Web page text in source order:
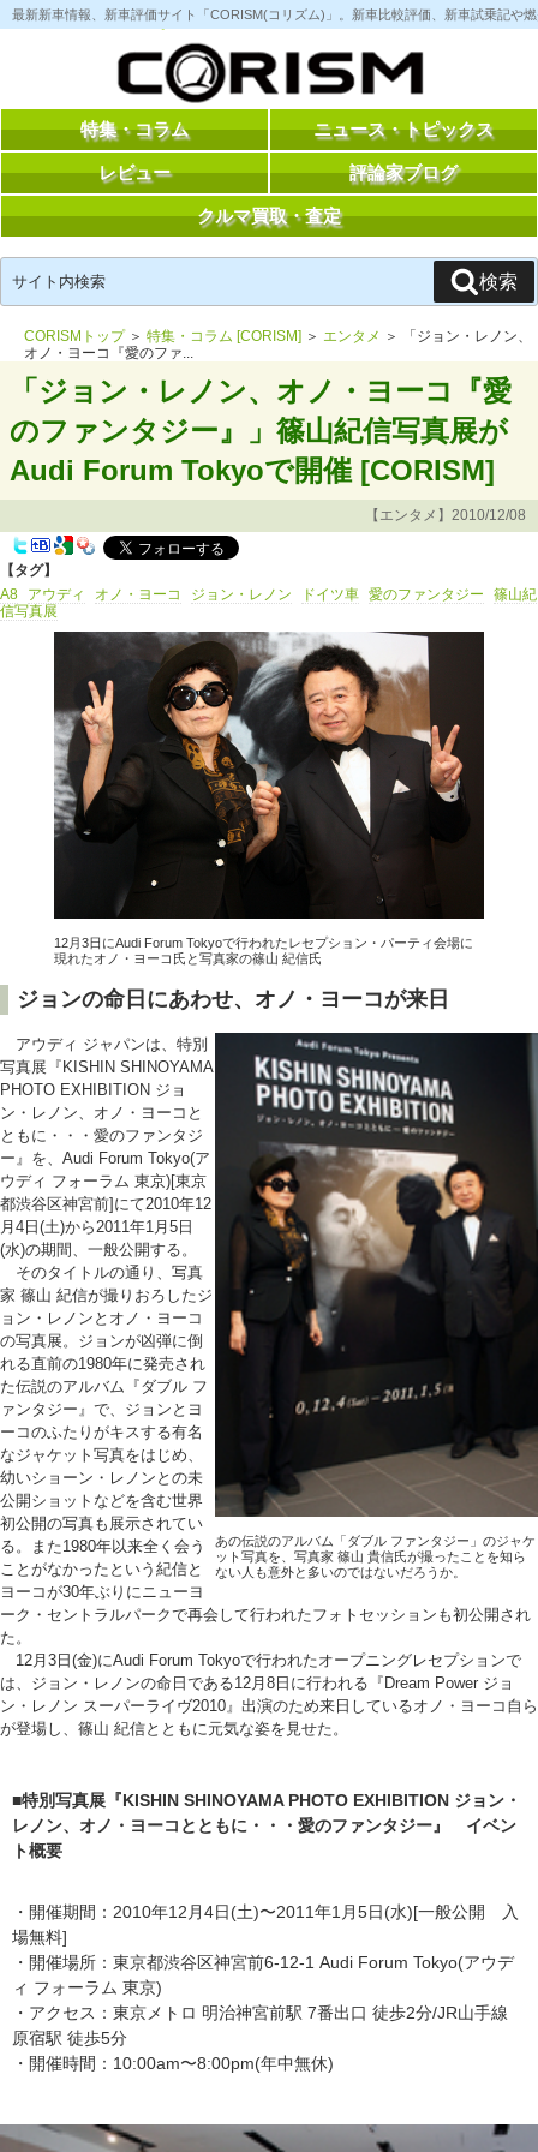
コ
ン
へ
最新新車情報、新車評価サイト「CORISM(コリズム)」。新車比較評価、新車試乗記や
特集・コラム ニュース・トピックス
レビュー 評論家ブログ
クルマ買取・査定
索:
検索
CORISMトップ＞ 特集・コラム [CORISM] ＞ エンタメ ＞ 「ジョン・レノン、
オノ・ヨーコ『愛のファ...
「ジョン・レノン、オノ・ヨーコ『愛
のファンタジー』」篠山紀信写真展が
Audi Forum Tokyoで開催 [CORISM]
【エンタメ】2010/12/08
【タグ】
A8
アウディ オノ・ヨーコ ジョン・レノン ドイツ車 愛のファンタジー
篠山紀
信写真展
12月3日にAudi Forum Tokyoで行われたレセプション・パーティ会場に
現れたオノ・ヨーコ氏と写真家の篠山 紀信氏
ジョンの命日にあわせ、オノ・ヨーコが来日
あの伝説のアルバム「ダブル ファンタジー」のジャケ
ット写真を、写真家 篠山 貴信氏が撮ったことを知ら
ない人も意外と多いのではないだろうか。
アウディ ジャパンは、特別
写真展『KISHIN SHINOYAMA
PHOTO EXHIBITION ジョ
ン・レノン、オノ・ヨーコと
ともに・・・愛のファンタジ
ー』を、Audi Forum Tokyo(ア
ウディ フォーラム 東京)[東京
都渋谷区神宮前]にて2010年12
月4日(土)から2011年1月5日
(水)の期間、一般公開する。
そのタイトルの通り、写真
家 篠山 紀信が撮りおろしたジ
ョン・レノンとオノ・ヨーコ
の写真展。ジョンが凶弾に倒
れる直前の1980年に発売され
た伝説のアルバム『ダブル フ
ァンタジー』で、ジョンとヨ
ーコのふたりがキスする有名
なジャケット写真をはじめ、
幼いショーン・レノンとの未
公開ショットなどを含む世界
初公開の写真も展示されてい
る。また1980年以来全く会う
ことがなかったという紀信と
ヨーコが30年ぶりにニューヨ
ーク・セントラルパークで再会して行われたフォトセッションも初公開され
た。
12月3日(金)にAudi Forum Tokyoで行われたオープニングレセプションで
は、ジョン・レノンの命日である12月8日に行われる『Dream Power ジョ
ン・レノン スーパーライヴ2010』出演のため来日しているオノ・ヨーコ自ら
が登場し、篠山 紀信とともに元気な姿を見せた。
■特別写真展『KISHIN SHINOYAMA PHOTO EXHIBITION ジョン・
レノン、オノ・ヨーコとともに・・・愛のファンタジー』 イベン
ト概要
・開催期間：2010年12月4日(土)〜2011年1月5日(水)[一般公開 入
場無料]
・開催場所：東京都渋谷区神宮前6-12-1 Audi Forum Tokyo(アウデ
ィ フォーラム 東京)
・アクセス：東京メトロ 明治神宮前駅 7番出口 徒歩2分/JR山手線
原宿駅 徒歩5分
・開催時間：10:00am〜8:00pm(年中無休)